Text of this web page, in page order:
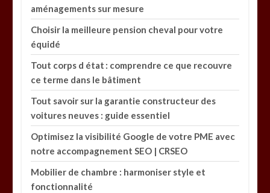
aménagements sur mesure
Choisir la meilleure pension cheval pour votre
équidé
Tout corps d état : comprendre ce que recouvre
ce terme dans le bâtiment
Tout savoir sur la garantie constructeur des
voitures neuves : guide essentiel
Optimisez la visibilité Google de votre PME avec
notre accompagnement SEO | CRSEO
Mobilier de chambre : harmoniser style et
fonctionnalité